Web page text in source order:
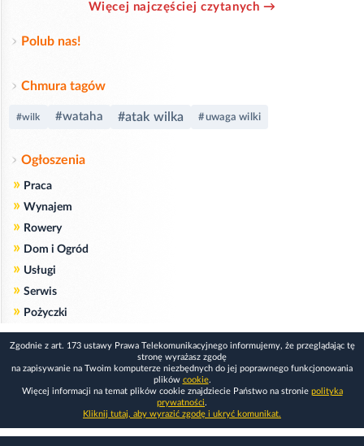
Więcej najczęściej czytanych →
Polub nas!
Chmura tagów
#wilk #wataha #atak wilka #uwaga wilki
Ogłoszenia
» Praca
» Wynajem
» Rowery
» Dom i Ogród
» Usługi
» Serwis
» Pożyczki
Zgodnie z art. 173 ustawy Prawa Telekomunikacyjnego informujemy, że przeglądając tę
stronę wyrażasz zgodę
na zapisywanie na Twoim komputerze niezbędnych do jej poprawnego funkcjonowania
plików cookie.
Więcej informacji na temat plików cookie znajdziecie Państwo na stronie polityka
prywatności.
Kliknij tutaj, aby wyrazić zgodę i ukryć komunikat.